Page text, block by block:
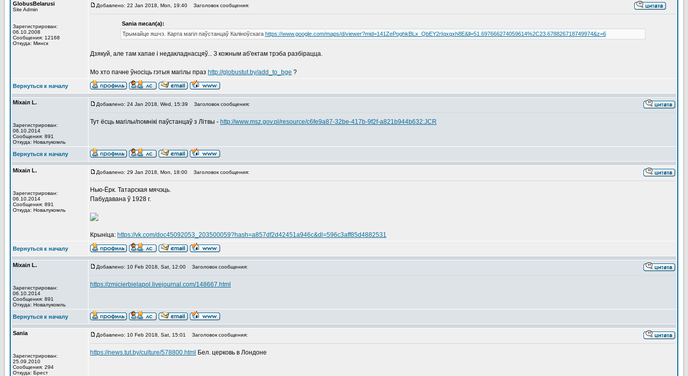
GlobusBelarusi
Site Admin
Зарегистрирован:
06.10.2008
Сообщения: 12168
Откуда: Минск
Добавлено: 22 Jan 2018, Mon, 19:40 Заголовок сообщения:
Sania писал(а):
Трымайце яшчэ. Карта магіл паўстанцаў Каліноўскага https://www.google.com/maps/d/viewer?mid=141ZePoghkBLx_QbEY2rIqxqxh8E&ll=51.697666274059614%2C23.678826718749974&z=6
Дзякуй, але там хапае і недакладнасцяў... З кожным аб'ектам трэба разбірацца.
Мо хто пачне ўносіць гэтыя магілы праз http://globustut.by/add_to_bge ?
Вернуться к началу
Мiхаiл L.
Зарегистрирован:
06.10.2014
Сообщения: 891
Откуда: Новалукомль
Добавлено: 24 Jan 2018, Wed, 15:39 Заголовок сообщения:
Тут ёсць магілы/помнікі паўстанцаў з Літвы - http://www.msz.gov.pl/resource/c6fe9a87-32be-417b-9f2f-a821b944b632:JCR
Вернуться к началу
Мiхаiл L.
Зарегистрирован:
06.10.2014
Сообщения: 891
Откуда: Новалукомль
Добавлено: 29 Jan 2018, Mon, 18:00 Заголовок сообщения:
Нью-Ёрк. Татарская мячэць.
Пабудавана ў 1928 г.
Крыніца: https://vk.com/doc45092053_203500059?hash=a857df2d42451a946c&dl=596c3aff85d4882531
Вернуться к началу
Мiхаiл L.
Зарегистрирован:
06.10.2014
Сообщения: 891
Откуда: Новалукомль
Добавлено: 10 Feb 2018, Sat, 12:00 Заголовок сообщения:
https://zmicierbielapol.livejournal.com/148667.html
Вернуться к началу
Sania
Зарегистрирован:
25.09.2010
Сообщения: 294
Откуда: Брест
Добавлено: 10 Feb 2018, Sat, 15:01 Заголовок сообщения:
https://news.tut.by/culture/578800.html Бел. церковь в Лондоне